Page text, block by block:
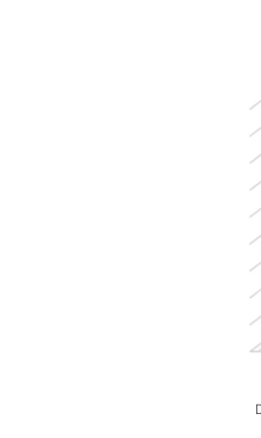
Datos del Secretariado